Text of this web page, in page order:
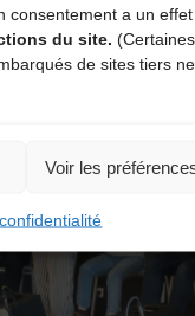
consentement a un effet
du site. (Certaines
de sites tiers ne
Voir les